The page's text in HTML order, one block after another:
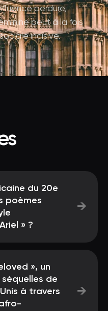
perdure,
peut à la fois
incisive.
du 20e
poèmes
» ?
→
», un
de
à travers
→